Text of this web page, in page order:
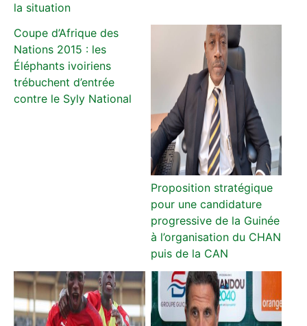
la situation
Coupe d’Afrique des
Nations 2015 : les
Éléphants ivoiriens
trébuchent d’entrée
contre le Syly National
Proposition stratégique
pour une candidature
progressive de la Guinée
à l’organisation du CHAN
puis de la CAN